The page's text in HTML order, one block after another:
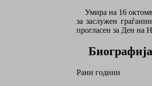
Умира на 16
за заслужен
прогласен за Ден на
Биографија
Рани години